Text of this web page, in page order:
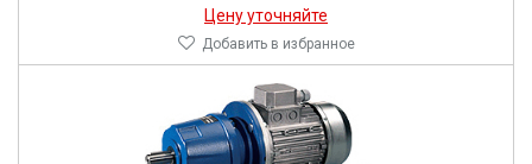
Цену уточняйте
Добавить в избранное